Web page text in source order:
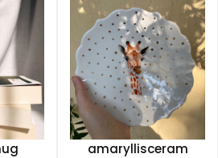
amaryllisceram